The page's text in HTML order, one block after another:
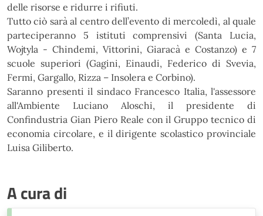
delle risorse e ridurre i rifiuti.
Tutto ciò sarà al centro dell’evento di mercoledì, al quale
parteciperanno
5 istituti comprensivi (Santa Lucia,
Wojtyla - Chindemi, Vittorini, Giaracà e Costanzo) e 7
scuole superiori (Gagini, Einaudi, Federico di Svevia,
Fermi, Gargallo, Rizza – Insolera e Corbino).
Saranno presenti il sindaco Francesco Italia, l'assessore
all'Ambiente
Luciano Aloschi, il presidente di
Confindustria Gian Piero Reale con il Gruppo tecnico di
economia circolare, e il dirigente scolastico provinciale
Luisa Giliberto.
A cura di